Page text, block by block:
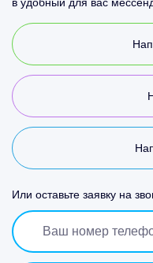
Или оставьте заявку на